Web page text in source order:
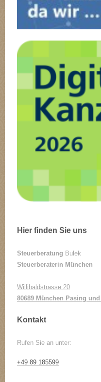
Hier finden Sie uns
Steuerberatung Bulek
Steuerberaterin München
Willibaldstrasse 20
80689 München Pasing
Kontakt
Rufen Sie an unter:
+49 89 185599